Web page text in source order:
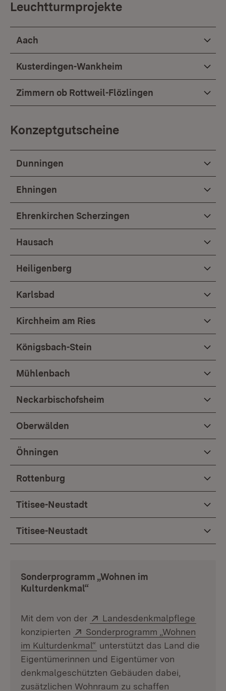
Leuchtturmprojekte
Aach
Kusterdingen-Wankheim
Zimmern ob Rottweil-Flözlingen
Konzeptgutscheine
Dunningen
Ehningen
Ehrenkirchen Scherzingen
Hausach
Heiligenberg
Karlsbad
Kirchheim am Ries
Königsbach-Stein
Mühlenbach
Neckarbischofsheim
Oberwälden
Öhningen
Rottenburg
Titisee-Neustadt
Titisee-Neustadt
Sonderprogramm „Wohnen im
Kulturdenkmal“
Mit dem von der Extern:
Landesdenkmalpflege
konzipierten
Extern:
Sonderprogramm „Wohnen
im Kulturdenkmal“ (Öffnet in neuem Fenster)
unterstützt das Land die
Eigentümerinnen und Eigentümer von
denkmalgeschützten Gebäuden dabei,
zusätzlichen Wohnraum zu schaffen